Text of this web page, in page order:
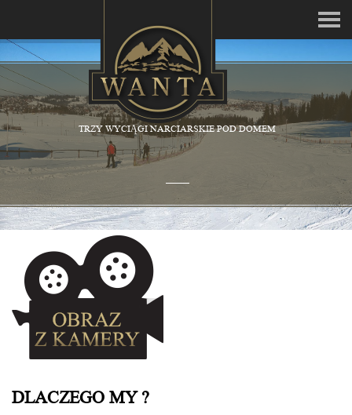
TRZY WYCIĄGI NARCIARSKIE POD DOMEM
DLACZEGO MY ?